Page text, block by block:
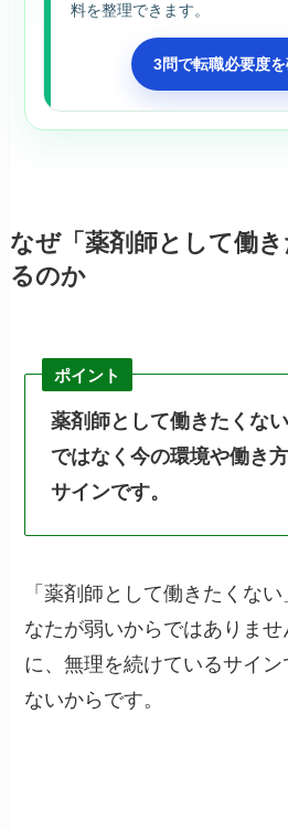
料を整理できます。
3問で転職必要度
なぜ「薬剤師として働
るのか
ポイント
薬剤師として働きたくな
ではなく今の環境や働き
サインです。
「薬剤師として働きたくな
なたが弱いからではありま
に、無理を続けているサイン
ないからです。